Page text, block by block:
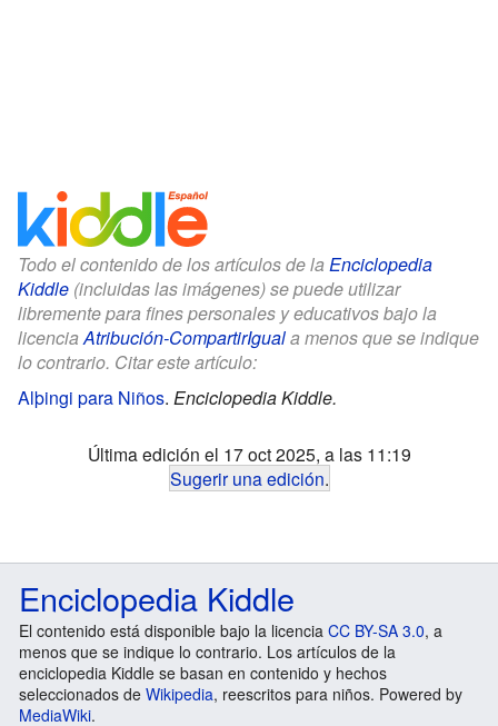
Todo el contenido de los artículos de la Enciclopedia
Kiddle (incluidas las imágenes) se puede utilizar
libremente para fines personales y educativos bajo la
licenciaAtribución-CompartirIguala menos que se indique
lo contrario. Citar este artículo:
Alþingi para Niños. Enciclopedia Kiddle.
Última edición el 17 oct 2025, a las 11:19
Sugerir una edición.
Enciclopedia Kiddle
El contenido está disponible bajo la licencia CC BY-SA 3.0, a
menos que se indique lo contrario. Los artículos de la
enciclopedia Kiddle se basan en contenido y hechos
seleccionados de Wikipedia, reescritos para niños. Powered by
MediaWiki.